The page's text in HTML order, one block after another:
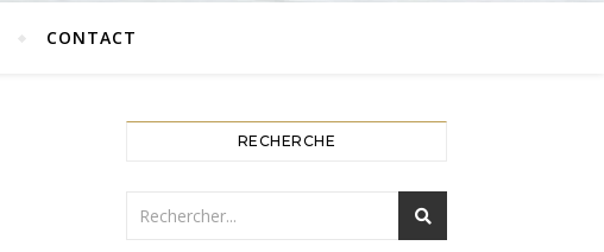
CONTACT
RECHERCHE